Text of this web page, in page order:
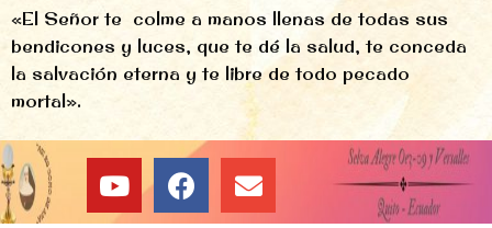
«El Señor te colme a manos llenas de todas sus
bendicones y luces, que te dé la salud, te conceda
la salvación eterna y te libre de todo pecado
mortal».